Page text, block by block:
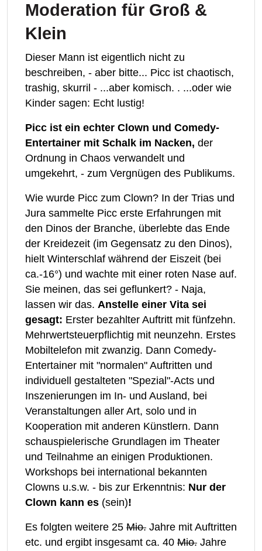
Moderation für Groß &
Klein
Dieser Mann ist eigentlich nicht zu
beschreiben, - aber bitte... Picc ist chaotisch,
trashig, skurril - ...aber komisch. . ...oder wie
Kinder sagen: Echt lustig!
Picc ist ein echter Clown und Comedy-
Entertainer mit Schalk im Nacken, der
Ordnung in Chaos verwandelt und
umgekehrt, - zum Vergnügen des Publikums.
Wie wurde Picc zum Clown? In der Trias und
Jura sammelte Picc erste Erfahrungen mit
den Dinos der Branche, überlebte das Ende
der Kreidezeit (im Gegensatz zu den Dinos),
hielt Winterschlaf während der Eiszeit (bei
ca.-16°) und wachte mit einer roten Nase auf.
Sie meinen, das sei geflunkert? - Naja,
lassen wir das. Anstelle einer Vita sei
gesagt: Erster bezahlter Auftritt mit fünfzehn.
Mehrwertsteuerpflichtig mit neunzehn. Erstes
Mobiltelefon mit zwanzig. Dann Comedy-
Entertainer mit "normalen" Auftritten und
individuell gestalteten "Spezial"-Acts und
Inszenierungen im In- und Ausland, bei
Veranstaltungen aller Art, solo und in
Kooperation mit anderen Künstlern. Dann
schauspielerische Grundlagen im Theater
und Teilnahme an einigen Produktionen.
Workshops bei international bekannten
Clowns u.s.w. - bis zur Erkenntnis: Nur der
Clown kann es (sein)!
Es folgten weitere 25 Mio. Jahre mit Auftritten
etc. und ergibt insgesamt ca. 40 Mio. Jahre